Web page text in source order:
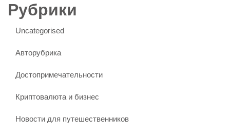
Рубрики
Uncategorised
Авторубрика
Достопримечательности
Криптовалюта и бизнес
Новости для путешественников